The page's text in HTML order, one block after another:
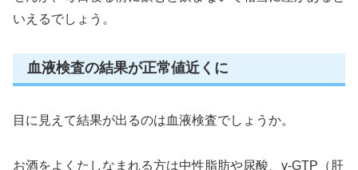
いえるでしょう。
血液検査の結果が正常値近くに
目に見えて結果が出るのは血液検査でしょうか。
お酒をよくたしなまれる方は中性脂肪や尿酸、γ-GTP（肝